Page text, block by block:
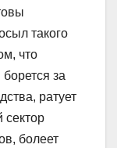
такого
что
за
ратует
сектор
болеет